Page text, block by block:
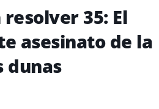
35: El
asesinato de la
dunas